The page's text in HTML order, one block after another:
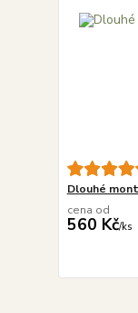
Dlouhé
cena od
560 Kč/ks